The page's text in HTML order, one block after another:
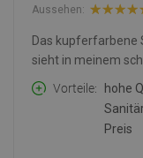
Aussehen:
Das kupferfarbene
sieht in meinem
Vorteile
hohe
Preis